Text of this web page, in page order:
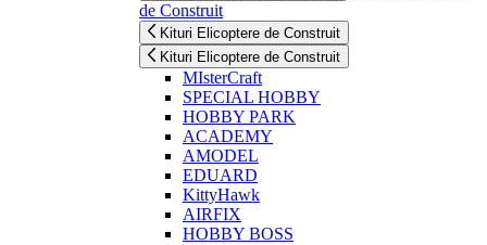
de Construit
Kituri Elicoptere de Construit
Kituri Elicoptere de Construit
MIsterCraft
SPECIAL HOBBY
HOBBY PARK
ACADEMY
AMODEL
EDUARD
KittyHawk
AIRFIX
HOBBY BOSS